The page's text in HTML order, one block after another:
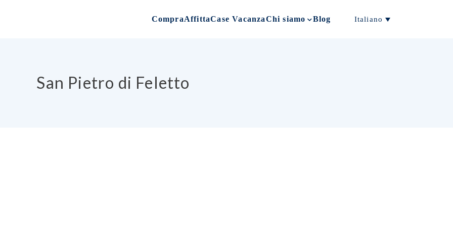
CompraAffittaCase VacanzaChi siamo Blog Italiano
San Pietro di Feletto